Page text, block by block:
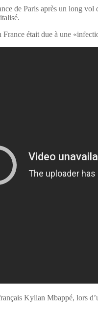
de Paris après un long
était due à une
Kylian Mbappé, lors